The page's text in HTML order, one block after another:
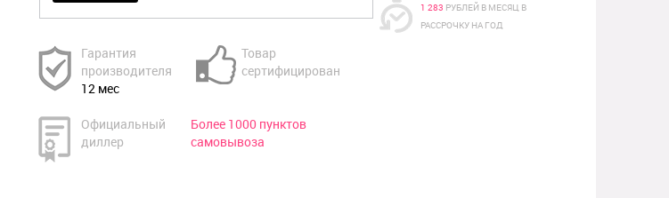
Гарантия
производителя
12 мес
Товар
сертифицирован
Официальный
диллер
Более 1000 пунктов
самовывоза
1 283 РУБЛЕЙ В МЕСЯЦ В
РАССРОЧКУ НА ГОД